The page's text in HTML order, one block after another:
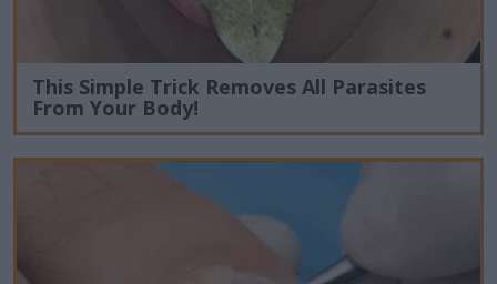
This Simple Trick Removes All Parasites
From Your Body!